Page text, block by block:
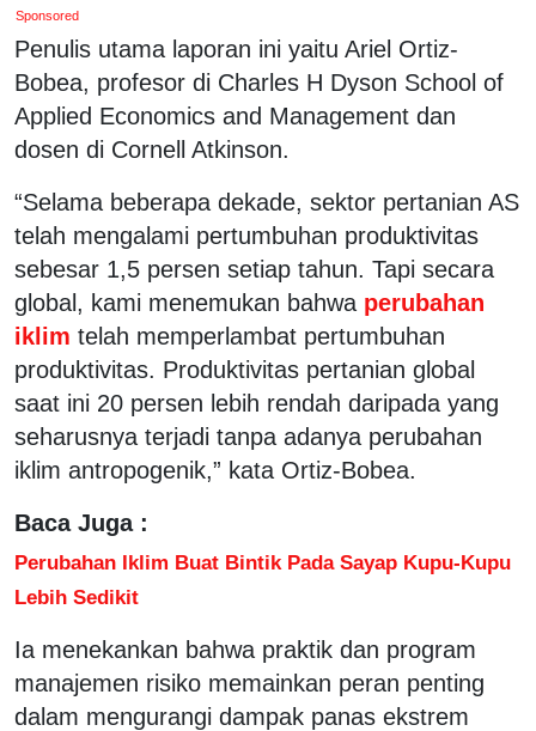
Sponsored
Penulis utama laporan ini yaitu Ariel Ortiz-
Bobea, profesor di Charles H Dyson School of
Applied Economics and Management dan
dosen di Cornell Atkinson.
“Selama beberapa dekade, sektor pertanian AS
telah mengalami pertumbuhan produktivitas
sebesar 1,5 persen setiap tahun. Tapi secara
global, kami menemukan bahwa perubahan
iklim telah memperlambat pertumbuhan
produktivitas. Produktivitas pertanian global
saat ini 20 persen lebih rendah daripada yang
seharusnya terjadi tanpa adanya perubahan
iklim antropogenik,” kata Ortiz-Bobea.
Baca Juga :
Perubahan Iklim Buat Bintik Pada Sayap Kupu-Kupu
Lebih Sedikit
Ia menekankan bahwa praktik dan program
manajemen risiko memainkan peran penting
dalam mengurangi dampak panas ekstrem